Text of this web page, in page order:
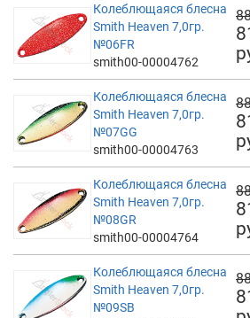
Колеблющаяся блесна
Smith Heaven 7,0гр.
№06FR
smith00-00004762
Колеблющаяся блесна
Smith Heaven 7,0гр.
№07GG
smith00-00004763
Колеблющаяся блесна
Smith Heaven 7,0гр.
№08GR
smith00-00004764
Колеблющаяся блесна
Smith Heaven 7,0гр.
№09SB